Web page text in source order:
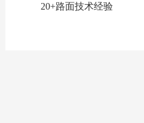
20+路面技术经验